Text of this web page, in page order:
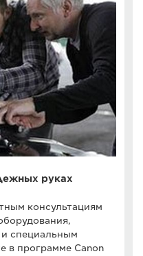
руках
консультациям
специальным
в программе Canon